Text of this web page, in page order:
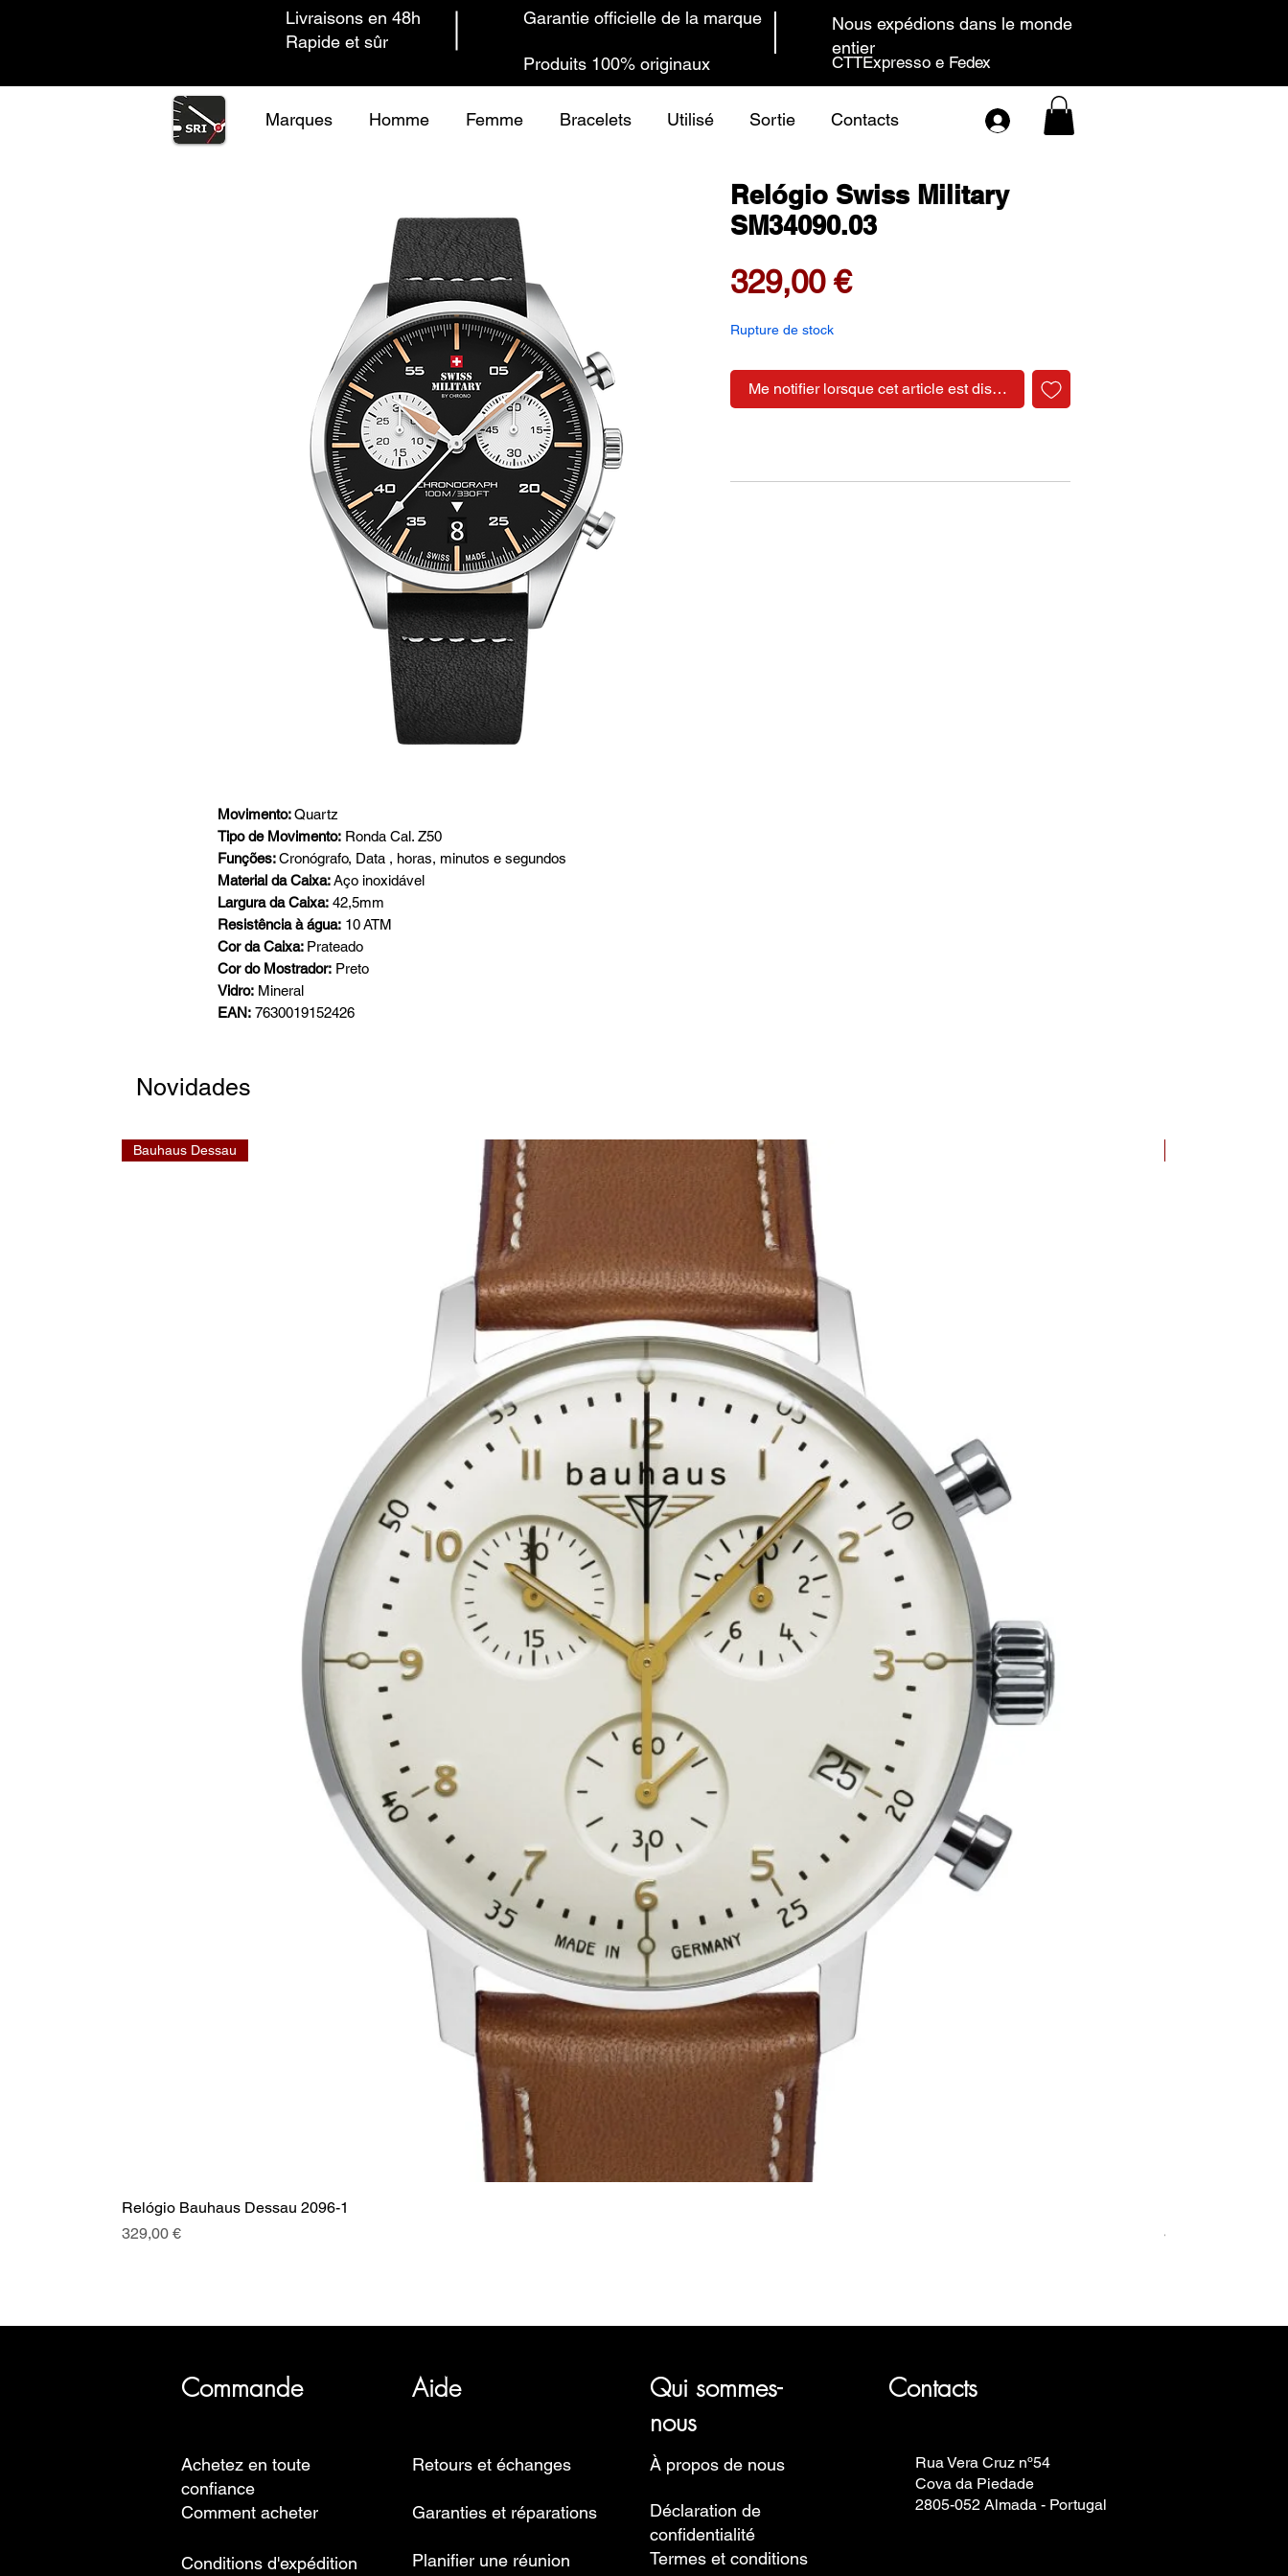
Livraisons en 48h
Rapide et sûr
Produits 100% originaux
Garantie officielle de la marque
Nous expédions dans le monde
entier
CTTExpresso e Fedex
Marques Homme Femme Bracelets Utilisé Sortie Contacts
Movimento:Quartz
Tipo de Movimento: Ronda Cal. Z50
Funções:Cronógrafo, Data , horas, minutos e segundos
Material da Caixa:Aço inoxidável
Largura da Caixa: 42,5mm
Resistência à água: 10 ATM
Cor da Caixa: Prateado
Cor do Mostrador: Preto
Vidro: Mineral
EAN: 7630019152426
Relógio Swiss Military
SM34090.03
329,00 €Prix
Rupture de stock
Me notifier lorsque cet article est disponible
Novidades
Bauhaus Dessau
Relógio Bauhaus Dessau 2096-1
Prix
329,00 €
Prix
499,00 €
Commande Aide
Qui sommes-
nous
Contacts
Achetez en toute
confiance
Comment acheter
Conditions d'expédition
Retours et échanges
Garanties et réparations
Planifier une réunion
À propos de nous
Déclaration de
confidentialité
Termes et conditions
Rua Vera Cruz nº54
Cova da Piedade
2805-052 Almada - Portugal